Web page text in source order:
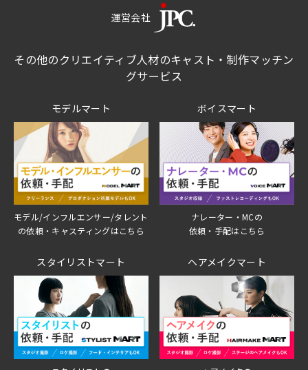
運営会社
その他のクリエイティブ人材のキャスト・制作マッチン
グサービス
モデルマート
モデル/インフルエンサー/タレント
の依頼・キャスティングはこちら
ボイスマート
ナレーター・MCの
依頼・手配はこちら
スタイリストマート ヘアメイクマート